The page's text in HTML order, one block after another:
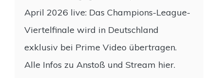
April 2026 live: Das Champions-League-
Viertelfinale wird in Deutschland
exklusiv bei Prime Video übertragen.
Alle Infos zu Anstoß und Stream hier.